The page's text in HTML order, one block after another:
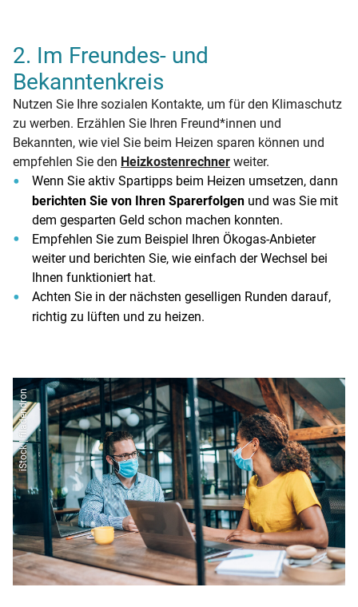
2. Im Freundes- und
Bekanntenkreis
Nutzen Sie Ihre sozialen Kontakte, um für den Klimaschutz
zu werben. Erzählen Sie Ihren Freund*innen und
Bekannten, wie viel Sie beim Heizen sparen können und
empfehlen Sie den Heizkostenrechner weiter.
Wenn Sie aktiv Spartipps beim Heizen umsetzen, dann
berichten Sie von Ihren Sparerfolgen und was Sie mit
dem gesparten Geld schon machen konnten.
Empfehlen Sie zum Beispiel Ihren Ökogas-Anbieter
weiter und berichten Sie, wie einfach der Wechsel bei
Ihnen funktioniert hat.
Achten Sie in der nächsten geselligen Runden darauf,
richtig zu lüften und zu heizen.
iStock | filadendron